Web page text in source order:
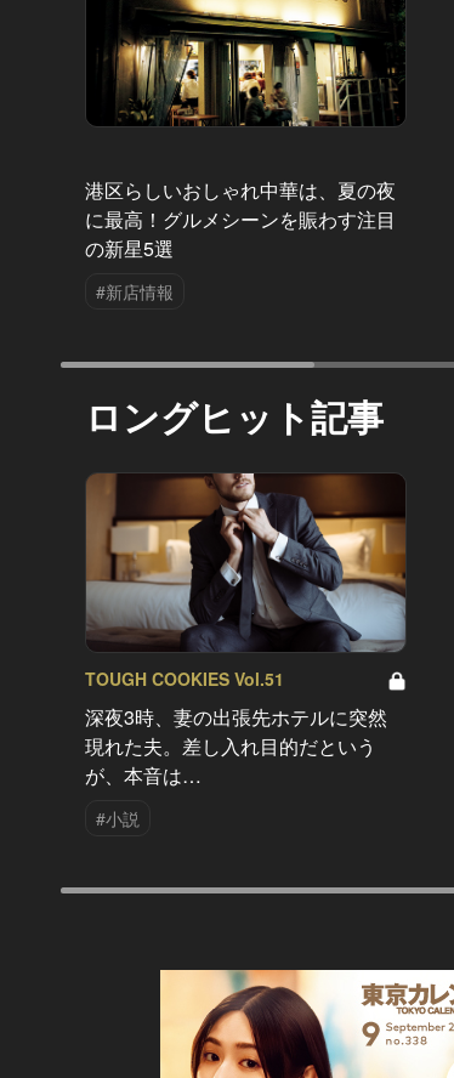
港区らしいおしゃれ中華は、夏の夜
に最高！グルメシーンを賑わす注目
の新星5選
#新店情報
ロングヒット記事
TOUGH COOKIES Vol.51
深夜3時、妻の出張先ホテルに突然
現れた夫。差し入れ目的だという
が、本音は…
#小説